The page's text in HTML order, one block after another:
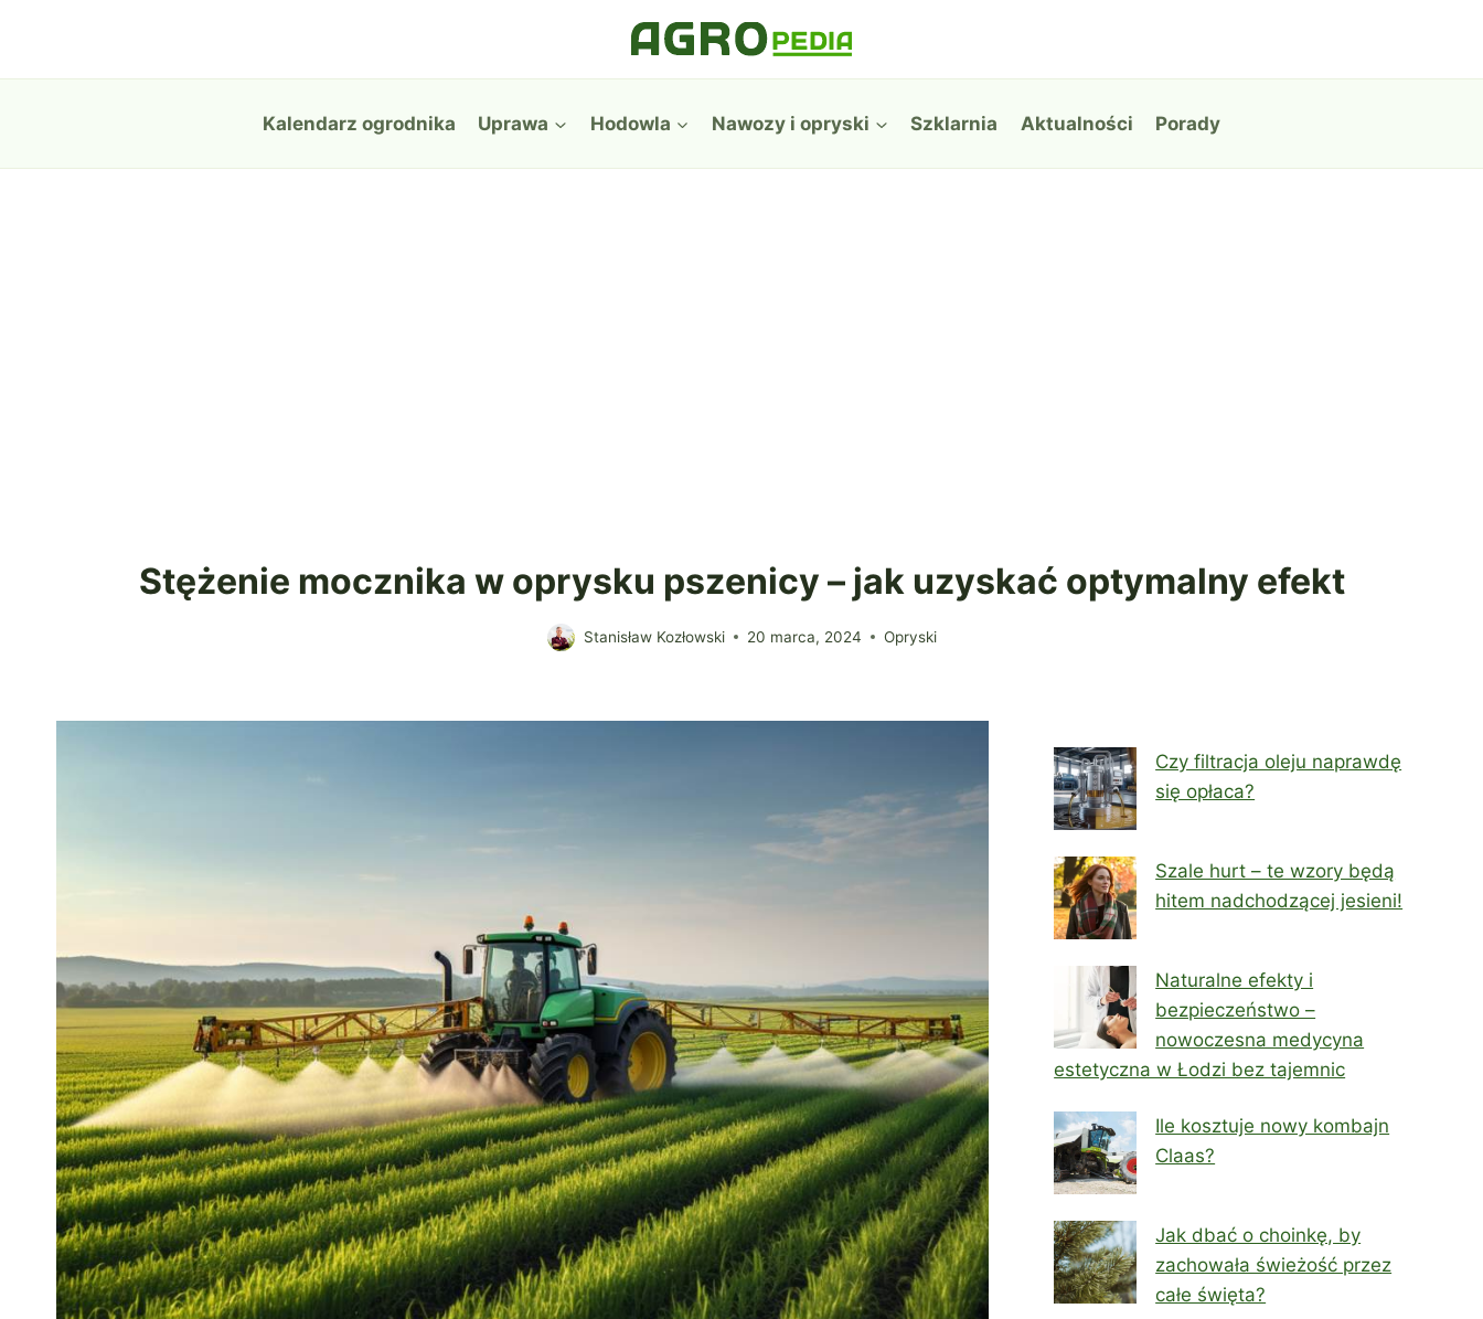
treści
Kalendarz ogrodnika Uprawa Hodowla Nawozy i opryski Szklarnia Aktualności Porady
Stężenie mocznika w oprysku pszenicy – jak uzyskać optymalny efekt
Stanisław Kozłowski 20 marca, 2024 Opryski
Czy filtracja oleju naprawdę
się opłaca?
Szale hurt – te wzory będą
hitem nadchodzącej jesieni!
Naturalne efekty i
bezpieczeństwo –
nowoczesna medycyna
estetyczna w Łodzi bez tajemnic
Ile kosztuje nowy kombajn
Claas?
Jak dbać o choinkę, by
zachowała świeżość przez
całe święta?